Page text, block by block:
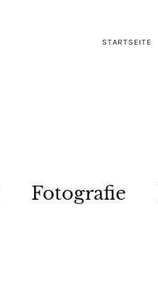
STARTSEITE
Fotografie